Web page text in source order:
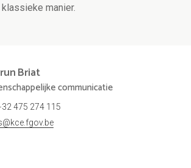
manier.
Briat
communicatie
475 274 115